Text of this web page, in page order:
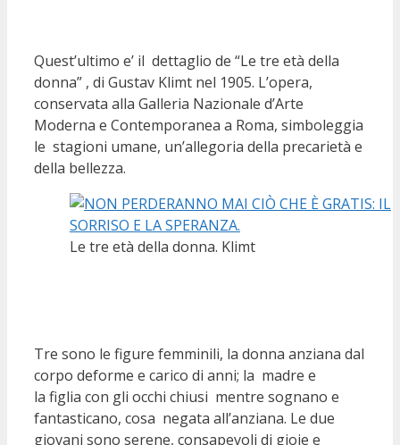
Quest’ultimo e’ il dettaglio de “Le tre età della
donna” , di Gustav Klimt nel 1905. L’opera,
conservata alla Galleria Nazionale d’Arte
Moderna e Contemporanea a Roma, simboleggia
le stagioni umane, un’allegoria della precarietà e
della bellezza.
Le tre età della donna. Klimt
Tre sono le figure femminili, la donna anziana dal
corpo deforme e carico di anni; la madre e
la figlia con gli occhi chiusi mentre sognano e
fantasticano, cosa negata all’anziana. Le due
giovani sono serene, consapevoli di gioie e